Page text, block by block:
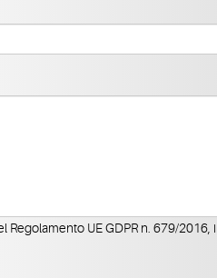
UE GDPR n. 679/2016,